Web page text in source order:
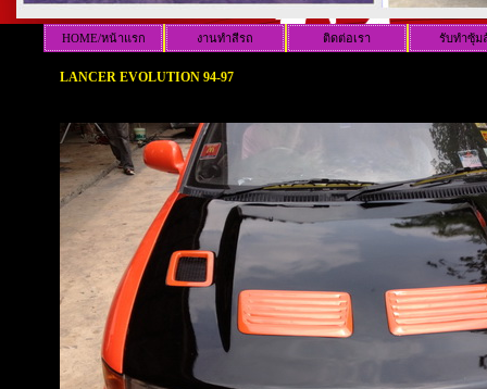
HOME/หน้าแรก งานทำสีรถ ติดต่อเรา รับทำซุ้ม
LANCER EVOLUTION 94-97